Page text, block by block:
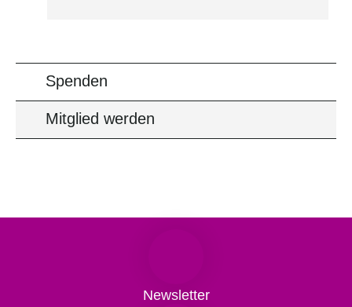
Spenden
Mitglied werden
Newsletter